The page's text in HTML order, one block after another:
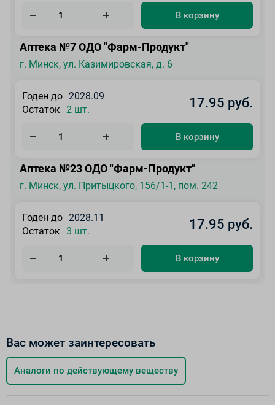
В корзину
Аптека №7 ОДО "Фарм-Продукт"
г. Минск, ул. Казимировская, д. 6
Годен до 2028.09
Остаток
2 шт. 17.95 руб.
В корзину
Аптека №23 ОДО "Фарм-Продукт"
г. Минск, ул. Притыцкого, 156/1-1, пом. 242
Годен до 2028.11
Остаток 3 шт. 17.95 руб.
В корзину
Вас может заинтересовать
Аналоги по действующему веществу